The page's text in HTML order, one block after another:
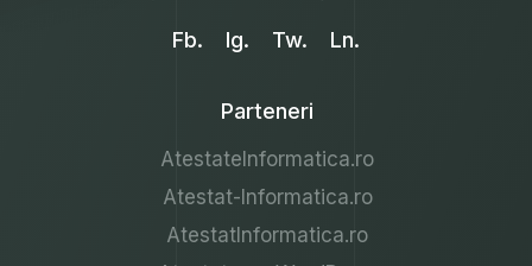
Fb. Ig. Tw. Ln.
Parteneri
AtestateInformatica.ro
Atestat-Informatica.ro
AtestatInformatica.ro